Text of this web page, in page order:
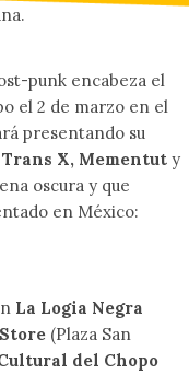
punk encabeza el
el 2 de marzo en el
presentando su
Trans X, Mementut y
oscura y que
en México:
La Logia Negra
(Plaza San
del Chopo